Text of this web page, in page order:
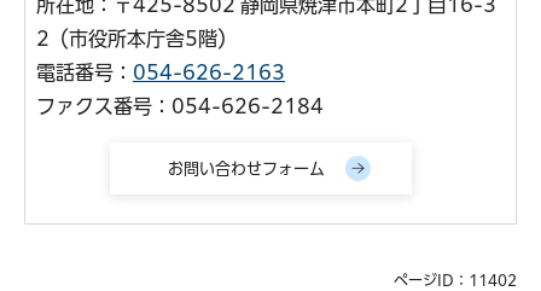
所在地：〒425-8502 静岡県焼津市本町2丁目16-3
2（市役所本庁舎5階）
電話番号： 054-626-2163
ファクス番号：054-626-2184
ページID：11402